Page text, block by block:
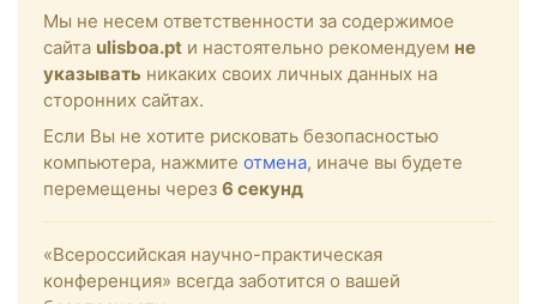
Мы не несем ответственности за содержимое
сайта ulisboa.pt и настоятельно рекомендуем не
указывать никаких своих личных данных на
сторонних сайтах.
Если Вы не хотите рисковать безопасностью
компьютера, нажмите отмена, иначе вы будете
перемещены через 6 секунд
«Всероссийская научно-практическая
конференция» всегда заботится о вашей